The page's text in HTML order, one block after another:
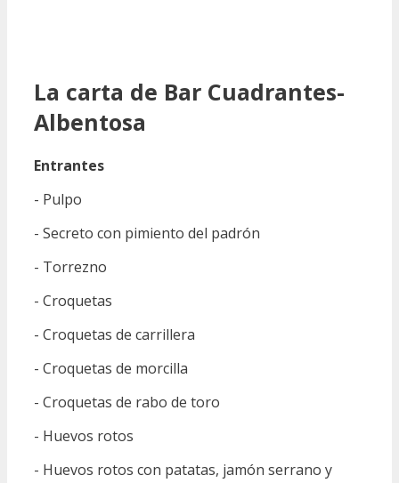
La carta de Bar Cuadrantes-
Albentosa
Entrantes
- Pulpo
- Secreto con pimiento del padrón
- Torrezno
- Croquetas
- Croquetas de carrillera
- Croquetas de morcilla
- Croquetas de rabo de toro
- Huevos rotos
- Huevos rotos con patatas, jamón serrano y